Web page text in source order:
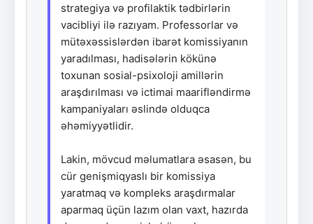
strategiya və profilaktik tədbirlərin
vacibliyi ilə razıyam. Professorlar və
mütəxəssislərdən ibarət komissiyanın
yaradılması, hadisələrin kökünə
toxunan sosial-psixoloji amillərin
araşdırılması və ictimai maarifləndirmə
kampaniyaları əslində olduqca
əhəmiyyətlidir.
Lakin, mövcud məlumatlara əsasən, bu
cür genişmiqyaslı bir komissiya
yaratmaq və kompleks araşdırmalar
aparmaq üçün lazım olan vaxt, hazırda